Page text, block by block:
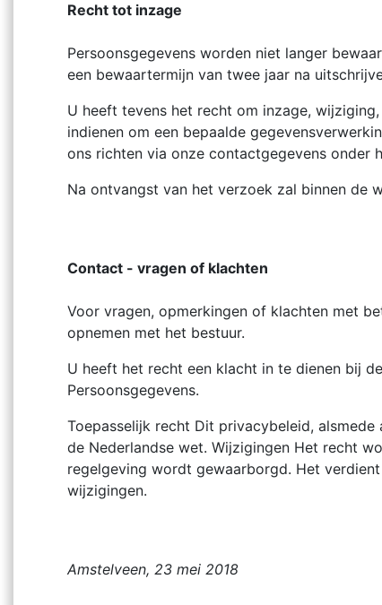
Recht tot inzage
Persoonsgegevens worden niet langer
een bewaartermijn van twee jaar na
U heeft tevens het recht om inzage,
indienen om een bepaalde
ons richten via onze contactgegevens onder
Na ontvangst van het verzoek zal binnen de
Contact - vragen of klachten
Voor vragen, opmerkingen of klachten met
opnemen met het bestuur.
U heeft het recht een klacht in te dienen bij
Persoonsgegevens.
Toepasselijk recht Dit privacybeleid,
de Nederlandse wet. Wijzigingen Het recht
regelgeving wordt gewaarborgd. Het
wijzigingen.
Amstelveen, 23 mei 2018